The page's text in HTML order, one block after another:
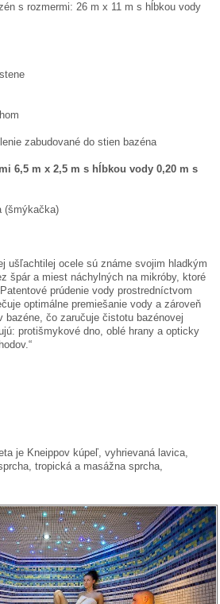
s rozmermi: 26 m x 11 m s hĺbkou vody
zabudované do stien bazéna
6,5 m x 2,5 m s hĺbkou vody 0,20 m s
(šmýkačka)
ušľachtilej ocele sú známe svojim hladkým
špár a miest náchylných na mikróby, ktoré
prúdenie vody prostredníctvom
optimálne premiešanie vody a zároveň
bazéne, čo zaručuje čistotu bazénovej
protišmykové dno, oblé hrany a opticky
je Kneippov kúpeľ, vyhrievaná lavica,
tropická a masážna sprcha,